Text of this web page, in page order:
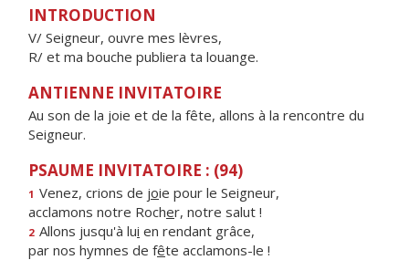
INTRODUCTION
V/ Seigneur, ouvre mes lèvres,
R/ et ma bouche publiera ta louange.
ANTIENNE INVITATOIRE
Au son de la joie et de la fête, allons à la rencontre du
Seigneur.
PSAUME INVITATOIRE : (94)
1 Venez, crions de joie pour le Seigneur,
acclamons notre Rocher, notre salut !
2 Allons jusqu'à lui en rendant grâce,
par nos hymnes de fête acclamons-le !